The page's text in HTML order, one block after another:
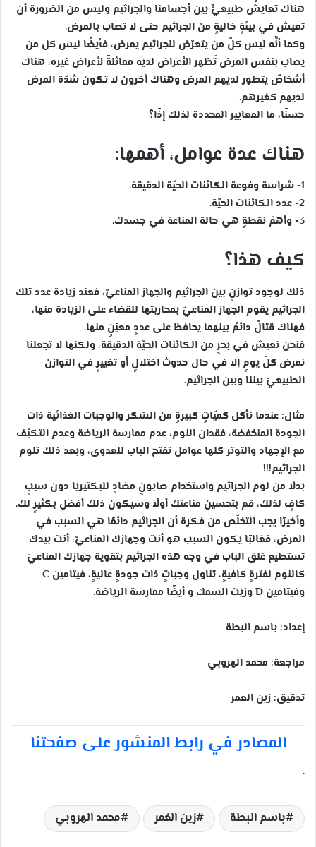
هناك تعايشٌ طبيعيٌّ بين أجسامنا والجراثيم وليس من الضرورة أن
تعيش في بيئةٍ خاليةٍ من الجراثيم حتى لا تصاب بالمرض.
وكما أنَّه ليس كلّ من يتعرّض للجراثيم يمرض، فأيضًا ليس كل من
يصاب بنفس المرض تَظهر الأعراض لديه مماثلةً لأعراض غيره، هناك
أشخاصٌ يتطور لديهم المرض وهناك آخرون لا تكون شدّة المرض
لديهم كغيرهم.
حسنًا، ما المعايير المحددة لذلك إذًا؟
هناك عدة عوامل، أهمها:
1- شراسة وفوعة الكائنات الحيّة الدقيقة.
2- عدد الكائنات الحيّة.
3- وأهمّ نقطةٍ هي حالة المناعة في جسدك.
كيف هذا؟
ذلك لوجود توازنٍ بين الجراثيم والجهاز المناعيّ، فعند زيادة عدد تلك
الجراثيم يقوم الجهاز المناعيّ بمحاربتها للقضاء على الزيادة منها،
فهناك قتالٌ دائمٌ بينهما يحافظ على عددٍ معيّنٍ منها.
فنحن نعيش في بحرٍ من الكائنات الحيّة الدقيقة، ولكنها لا تجعلنا
نمرض كلّ يومٍ إلا في حال حدوث اختلالٍ أو تغييرٍ في التوازن
الطبيعيّ بيننا وبين الجراثيم.
مثال: عندما نأكل كميّاتٍ كبيرةٍ من السّكر والوجبات الغذائية ذات
الجودة المنخفضة، فقدان النوم، عدم ممارسة الرياضة وعدم التكيّف
مع الإجهاد والتوتر كلها عوامل تفتح الباب للعدوى، وبعد ذلك تلوم
الجراثيم!!!
بدلًا من لوم الجراثيم واستخدام صابونٍ مضادٍ للبكتيريا دون سببٍ
كافٍ لذلك، قم بتحسين مناعتك أولًا وسيكون ذلك أفضل بكثيرٍ لك.
وأخيرًا يجب التخلّص من فكرة أن الجراثيم دائمًا هي السبب في
المرض، فغالبًا يكون السبب هو أنت وجهازك المناعيّ، أنت بيدك
تستطيع غلق الباب في وجه هذه الجراثيم بتقوية جهازك المناعيّ
كالنوم لفترةٍ كافيةٍ، تناول وجباتٍ ذات جودةٍ عاليةٍ، فيتامين C
وفيتامين D وزيت السمك و أيضًا ممارسة الرياضة.
إعداد: باسم البطة
مراجعة: محمد الهروبي
تدقيق: زين العمر
المصادر في رابط المنشور على صفحتنا
.
باسم البطة زين العُمر محمد الهروبي